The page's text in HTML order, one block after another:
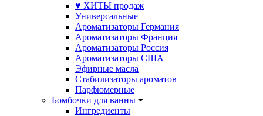
♥ ХИТЫ продаж
Универсальные
Ароматизаторы Германия
Ароматизаторы Франция
Ароматизаторы Россия
Ароматизаторы США
Эфирные масла
Стабилизаторы ароматов
Парфюмерные
Бомбочки для ванны
Ингредиенты